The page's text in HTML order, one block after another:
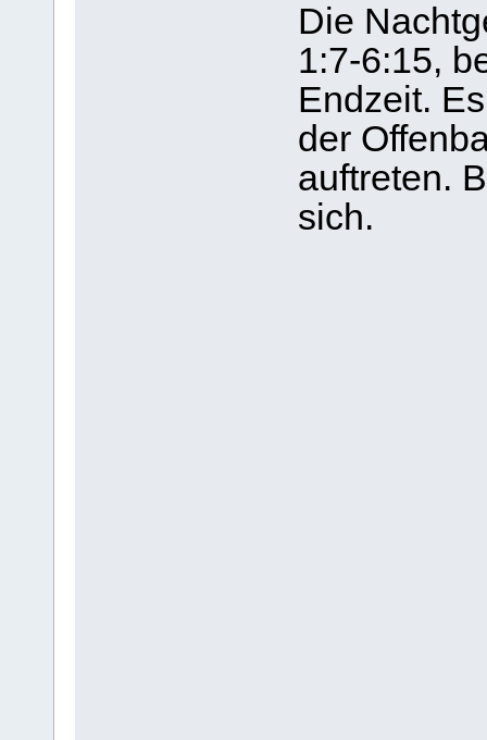
Die
1:7-6:15,
Endzeit.
der
auftreten.
sich.